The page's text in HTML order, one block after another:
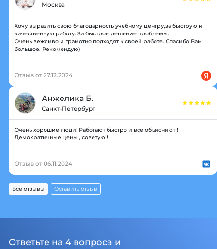
Москва
Хочу выразить свою благодарность учебному центру,за быструю и
качественную работу. За быстрое решение проблемы.
Очень вежливо и грамотно подходят к своей работе. Спасибо Вам
большое. Рекомендую)
Отзыв от 27.12.2024
Анжелика Б.
Санкт-Петербург
Очень хорошие люди! Работают быстро и все объясняют !
Демократичные цены , советую !
Отзыв от 06.11.2024
Все отзывы Оставить отзыв
Ответьте на 4 вопроса и